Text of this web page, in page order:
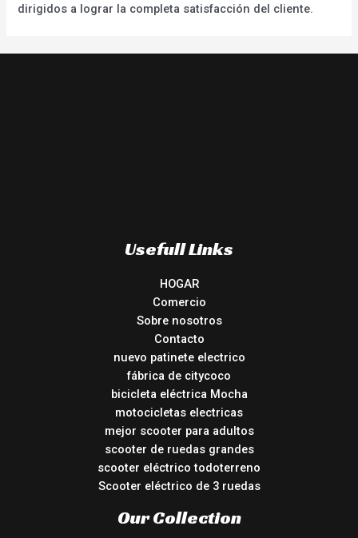
dirigidos a lograr la completa satisfacción del cliente.
Usefull Links
HOGAR
Comercio
Sobre nosotros
Contacto
nuevo patinete electrico
fábrica de citycoco
bicicleta eléctrica Mocha
motocicletas electricas
mejor scooter para adultos
scooter de ruedas grandes
scooter eléctrico todoterreno
Scooter eléctrico de 3 ruedas
Our Collection